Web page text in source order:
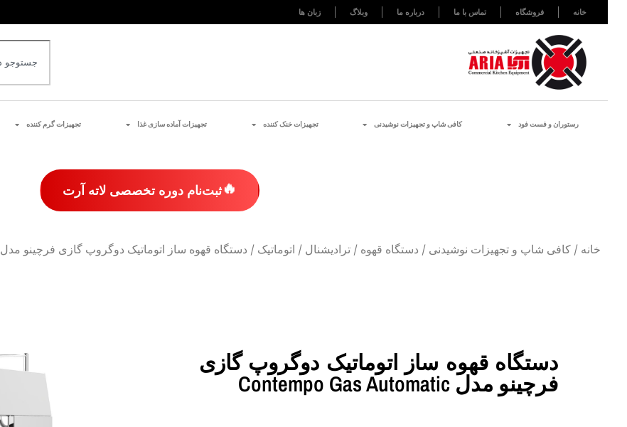
خانه فروشگاه تماس با ما درباره ما وبلاگ زبان ها
رستوران و فست فود کافی شاپ و تجهیزات نوشیدنی تجهیزات خنک کننده تجهیزات آماده سازی غذا تجهیزات گرم کننده
🔥ثبت‌نام دوره تخصصی لاته آرت
خانه / کافی شاپ و تجهیزات نوشیدنی / دستگاه قهوه / ترادیشنال / اتوماتیک / دستگاه قهوه ساز اتوماتیک دوگروپ گازی فرچینو مدل Contempo Gas Automatic
دستگاه قهوه ساز اتوماتیک دوگروپ گازی
فرچینو مدل Contempo Gas Automatic